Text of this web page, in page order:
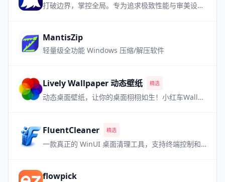
打破边界，掌控全局。专为追求极致性能与审美设计的高性能进程级透明代理工具
MantisZip
轻量级全功能 Windows 压缩/解压软件
Lively Wallpaper 动态壁纸 精选
动态桌面壁纸，让你的桌面栩栩如生！小红车Wallpaper Engine的最强免费平替！
FluentCleaner 精选
一款真正的 WinUI 桌面清理工具，支持终端控制和多数据库。
flowpick